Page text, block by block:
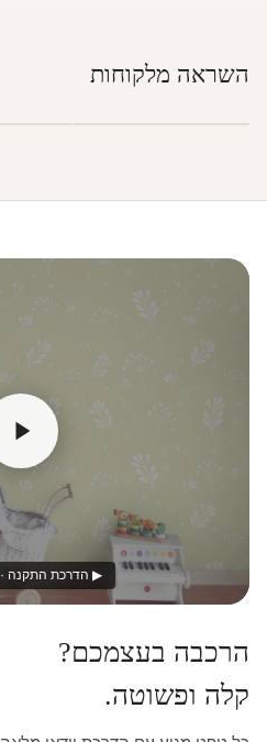
השראה מלקוחות
▶ הדרכת התקנה · 4:12 דקות
הרכבה בעצמכם?
קלה ופשוטה.